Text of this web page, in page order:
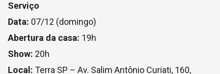
Serviço
Data: 07/12 (domingo)
Abertura da casa: 19h
Show: 20h
Local: Terra SP – Av. Salim Antônio Curiati, 160,